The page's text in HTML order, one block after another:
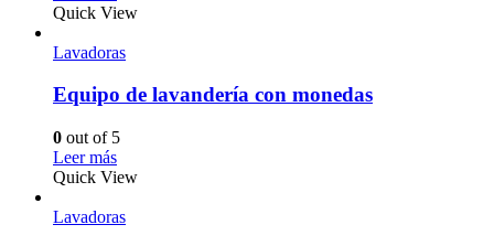
Quick View
Lavadoras
Equipo de lavandería con monedas
0 out of 5
Leer más
Quick View
Lavadoras